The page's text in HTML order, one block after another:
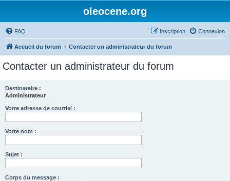
oleocene.org
FAQ Connexion
Inscription
Accueil du forum Contacter un administrateur du forum
Contacter un administrateur du forum
Destinataire :
Administrateur
Votre adresse de courriel :
Votre nom :
Sujet :
Corps du message :